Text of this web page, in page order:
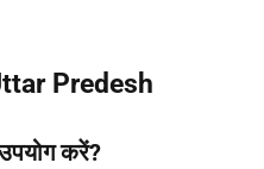
Predesh
करें?